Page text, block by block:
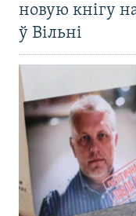
новую кнігу
ў Вільні